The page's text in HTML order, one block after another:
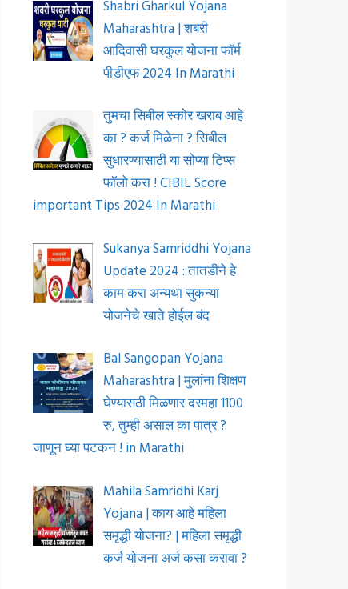
Shabri Gharkul Yojana
Maharashtra | शबरी
आदिवासी घरकुल योजना फॉर्म
पीडीएफ 2024 In Marathi
तुमचा सिबील स्कोर खराब आहे
का ? कर्ज मिळेना ? सिबील
सुधारण्यासाठी या सोप्या टिप्स
फॉलो करा ! CIBIL Score
important Tips 2024 In Marathi
Sukanya Samriddhi Yojana
Update 2024 : तातडीने हे
काम करा अन्यथा सुकन्या
योजनेचे खाते होईल बंद
Bal Sangopan Yojana
Maharashtra | मुलांना शिक्षण
घेण्यासठी मिळणार दरमहा 1100
रु, तुम्ही असाल का पात्र ?
जाणून घ्या पटकन ! in Marathi
Mahila Samridhi Karj
Yojana | काय आहे महिला
समृद्धी योजना? | महिला समृद्धी
कर्ज योजना अर्ज कसा करावा ?